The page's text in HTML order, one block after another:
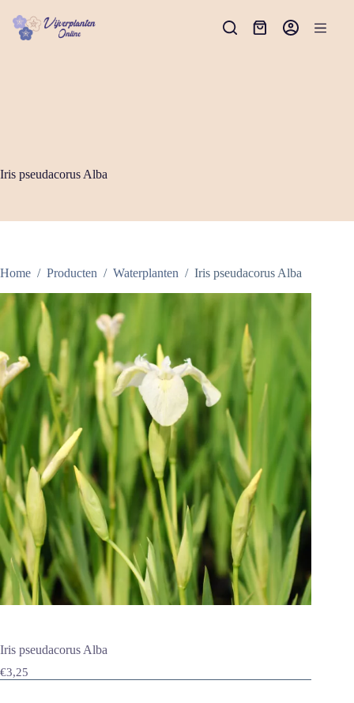
naar
Winkelwagen
Iris pseudacorus Alba
Home / Producten / Waterplanten / Iris pseudacorus Alba
Iris pseudacorus Alba
€3,25